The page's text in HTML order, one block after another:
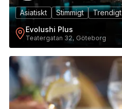
Asiatiskt Stimmigt
Trendigt
Evolushi Plus
Teatergatan 32, Göteborg